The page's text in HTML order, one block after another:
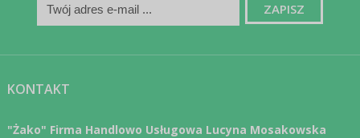
KONTAKT
"Żako" Firma Handlowo Usługowa Lucyna Mosakowska